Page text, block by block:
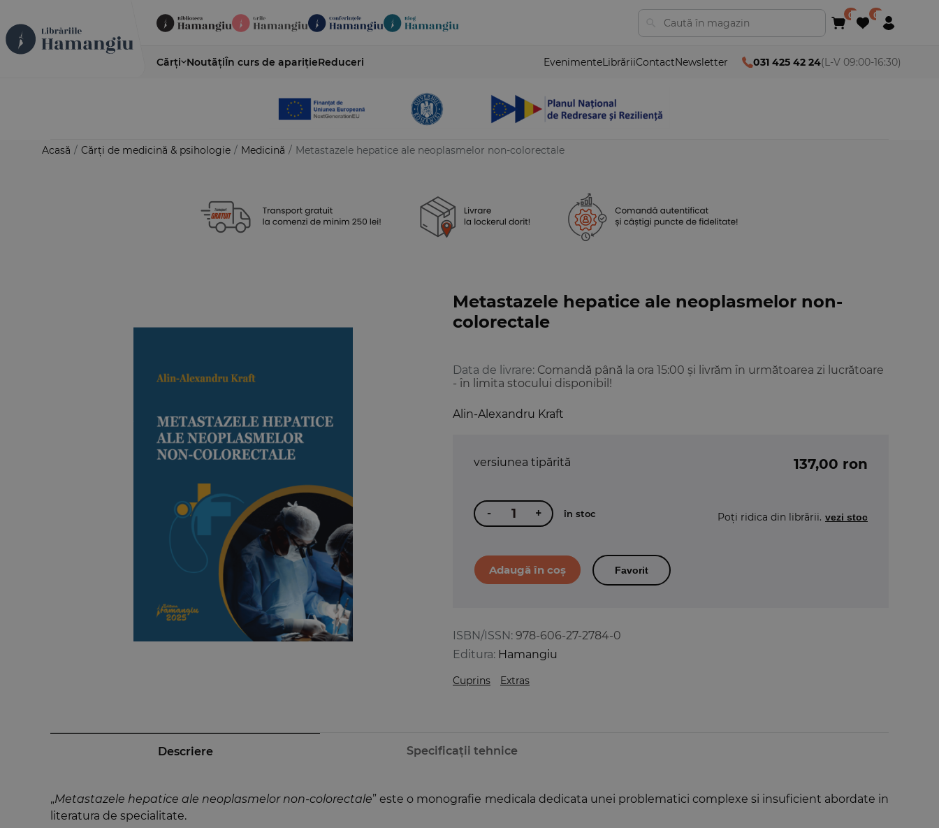
Cărți NoutățiÎn curs de aparițieReduceri EvenimenteLibrăriiContactNewsletter 031 425 42 24(L-V 09:00-16:30)
Acasă / Cărți de medicină & psihologie / Medicină / Metastazele hepatice ale neoplasmelor non-colorectale
Metastazele hepatice ale neoplasmelor non-
colorectale
Alin-Alexandru Kraft
ISBN/ISSN: 978-606-27-2784-0
Editura: Hamangiu
Data de livrare: Comandă până la ora 15:00 și livrăm în următoarea zi lucrătoare
- în limita stocului disponibil!
Cuprins Extras
versiunea tipărită 137,00 ron
- + în stoc Poți ridica din librării. vezi stoc
Favorit
Descriere Specificații tehnice
„Metastazele hepatice ale neoplasmelor non-colorectale” este o monografie medicala dedicata unei problematici complexe si insuficient abordate in
literatura de specialitate.